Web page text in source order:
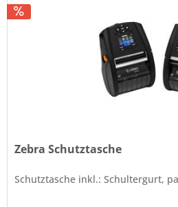
Zebra Schutztasche
Schutztasche inkl.: Schultergurt,